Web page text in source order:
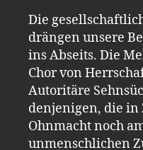
Die
drängen unsere
ins Abseits. Die
Chor von
Autoritäre
denjenigen, die in
Ohnmacht noch
unmenschlichen